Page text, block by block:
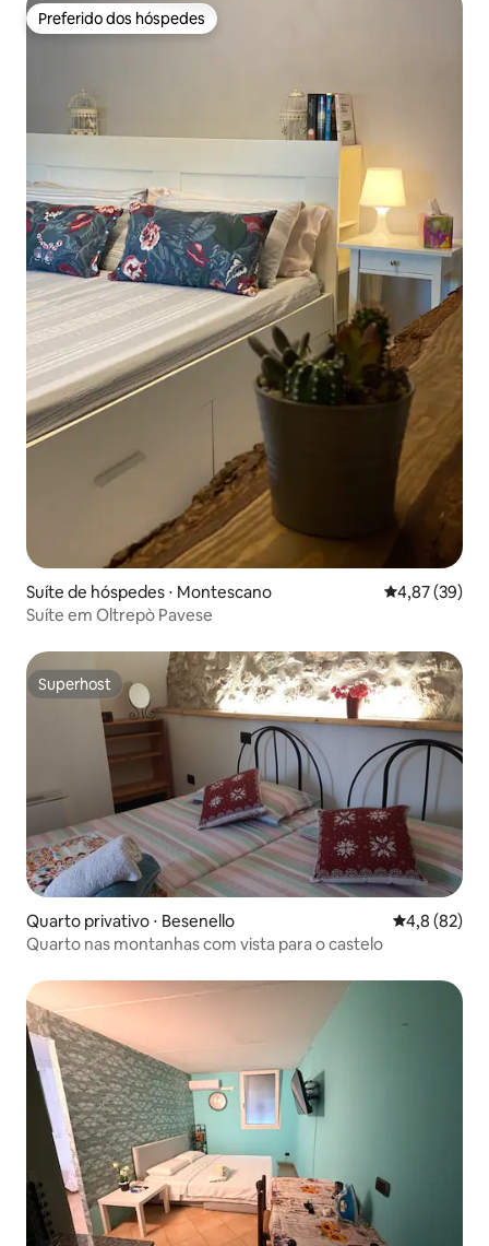
Preferido dos hóspedes
Preferido dos hóspedes
Suíte de hóspedes ⋅ Montescano 4,87 de uma
4,87 (39)
Suíte em Oltrepò Pavese
Superhost
Superhost
Quarto privativo ⋅ Besenello 4,8 de uma
4,8 (82)
Quarto nas montanhas com vista para o castelo